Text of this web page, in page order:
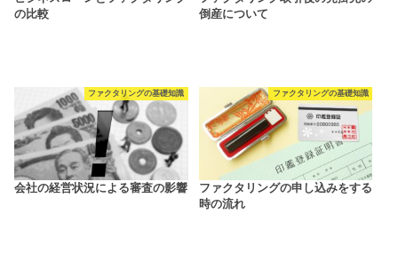
の比較
倒産について
ファクタリングの基礎知識
会社の経営状況による審査の影響
ファクタリングの基礎知識
ファクタリングの申し込みをする
時の流れ